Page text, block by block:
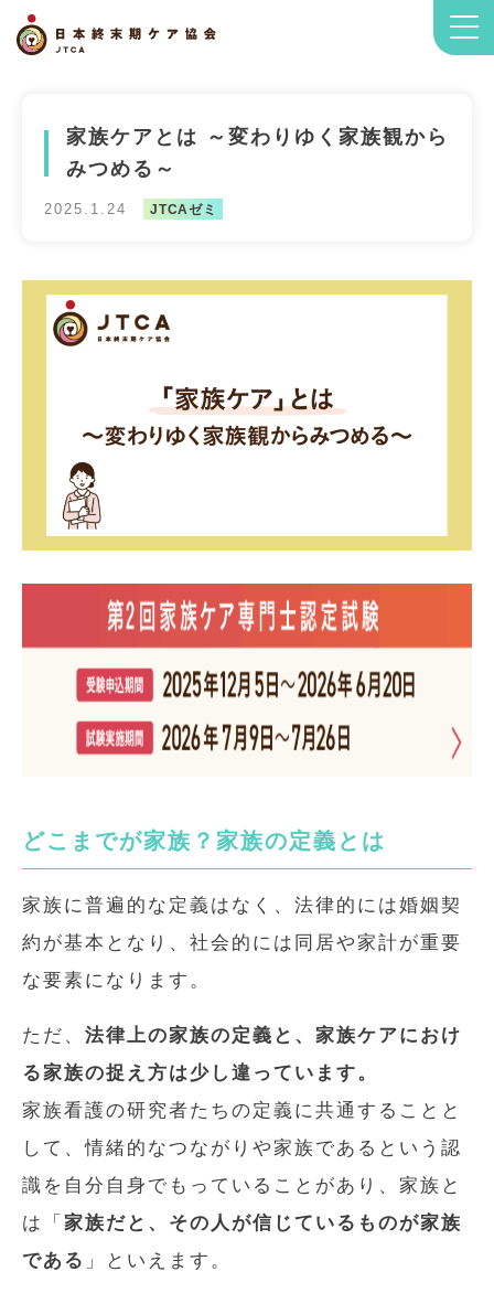
家族ケアとは ～変わりゆく家族観から
みつめる～
2025.1.24 JTCAゼミ
どこまでが家族？家族の定義とは
家族に普遍的な定義はなく、法律的には婚姻契
約が基本となり、社会的には同居や家計が重要
な要素になります。
ただ、 法律上の家族の定義と、家族ケアにおけ
る家族の捉え方は少し違っています。
家族看護の研究者たちの定義に共通することと
して、情緒的なつながりや家族であるという認
識を自分自身でもっていることがあり、家族と
は「 家族だと、その人が信じているものが家族
である 」といえます。